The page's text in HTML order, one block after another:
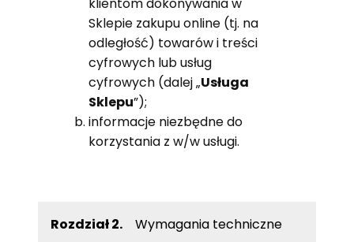
Sklepie zakupu online (tj. na
odległość) towarów i treści
cyfrowych lub usług
cyfrowych (dalej „Usługa
Sklepu”);
informacje niezbędne do
korzystania z w/w usługi.
Rozdział 2. Wymagania techniczne